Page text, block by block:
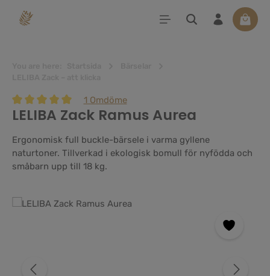
Genomsnittligt betyg på 5 av 5 stjärnor
1 Omdöme
LELIBA Zack Ramus Aurea
Ergonomisk full buckle-bärsele i varma gyllene
naturtoner. Tillverkad i ekologisk bomull för nyfödda och
småbarn upp till 18 kg.
Hoppa över bildgalleri